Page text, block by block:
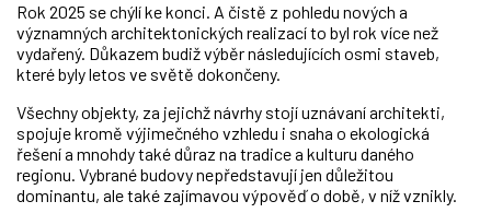
Rok 2025 se chýlí ke konci. A čistě z pohledu nových a
významných architektonických realizací to byl rok více než
vydařený. Důkazem budiž výběr následujících osmi staveb,
které byly letos ve světě dokončeny.
Všechny objekty, za jejichž návrhy stojí uznávaní architekti,
spojuje kromě výjimečného vzhledu i snaha o ekologická
řešení a mnohdy také důraz na tradice a kulturu daného
regionu. Vybrané budovy nepředstavují jen důležitou
dominantu, ale také zajímavou výpověď o době, v níž vznikly.